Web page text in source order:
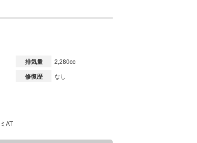
排気量 2,280cc
修復歴 なし
AT